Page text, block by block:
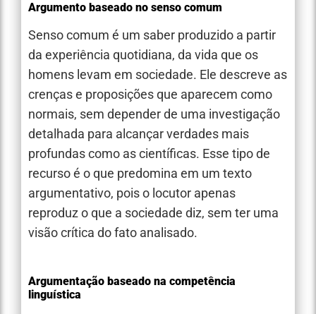
Argumento baseado no senso comum
Senso comum é um saber produzido a partir
da experiência quotidiana, da vida que os
homens levam em sociedade. Ele descreve as
crenças e proposições que aparecem como
normais, sem depender de uma investigação
detalhada para alcançar verdades mais
profundas como as científicas. Esse tipo de
recurso é o que predomina em um texto
argumentativo, pois o locutor apenas
reproduz o que a sociedade diz, sem ter uma
visão crítica do fato analisado.
Argumentação baseado na competência
linguística